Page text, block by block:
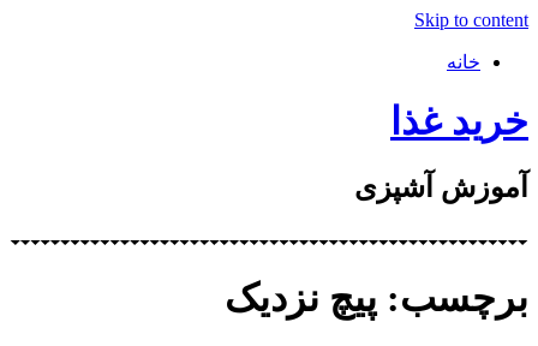
Skip to content
خانه
خرید غذا
آموزش آشپزی
برچسب: پیچ نزدیک